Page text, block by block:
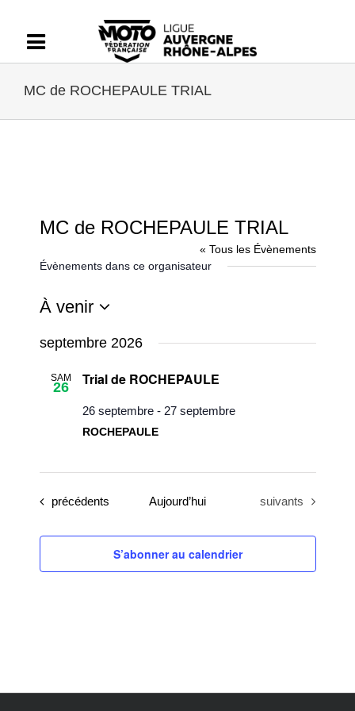
contenu
MC de ROCHEPAULE TRIAL
MC de ROCHEPAULE TRIAL
« Tous les Évènements
Évènements dans ce organisateur
À venir
Sélectionnez
date.
septembre 2026
SAM
26 Trial de ROCHEPAULE
26 septembre- 27 septembre
ROCHEPAULE
Évènements
précédents Aujourd’hui Évènements
suivants
S’abonner au calendrier